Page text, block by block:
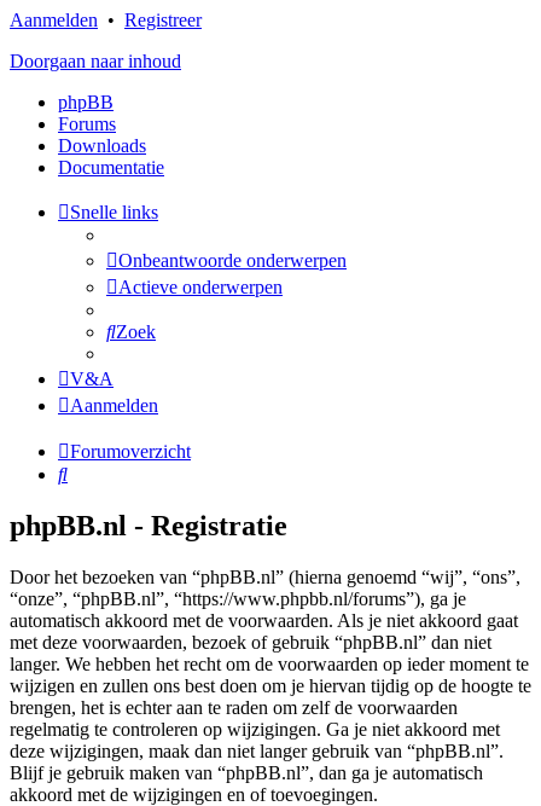
Aanmelden • Registreer
Doorgaan naar inhoud
phpBB
Forums
Downloads
Documentatie
Snelle links
Onbeantwoorde onderwerpen
Actieve onderwerpen
Zoek
V&A
Aanmelden
Forumoverzicht
Zoek
phpBB.nl - Registratie
Door het bezoeken van “phpBB.nl” (hierna genoemd “wij”, “ons”,
“onze”, “phpBB.nl”, “https://www.phpbb.nl/forums”), ga je
automatisch akkoord met de voorwaarden. Als je niet akkoord gaat
met deze voorwaarden, bezoek of gebruik “phpBB.nl” dan niet
langer. We hebben het recht om de voorwaarden op ieder moment te
wijzigen en zullen ons best doen om je hiervan tijdig op de hoogte te
brengen, het is echter aan te raden om zelf de voorwaarden
regelmatig te controleren op wijzigingen. Ga je niet akkoord met
deze wijzigingen, maak dan niet langer gebruik van “phpBB.nl”.
Blijf je gebruik maken van “phpBB.nl”, dan ga je automatisch
akkoord met de wijzigingen en of toevoegingen.